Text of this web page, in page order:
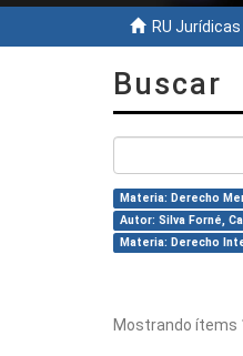
RU Jurídicas
Buscar
Materia: Derecho
Autor: Silva Forné,
Materia: Derecho
Mostrando ítems